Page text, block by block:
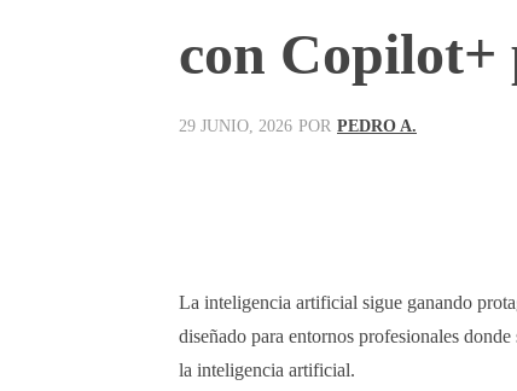
con Copilot+
29 JUNIO, 2026 POR PEDRO A.
La inteligencia artificial sigue ganando
diseñado para entornos profesionales
la inteligencia artificial.